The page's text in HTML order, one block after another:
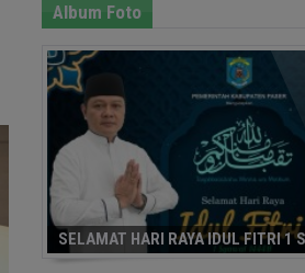
Album Foto
SELAMAT HARI RAYA IDUL FITRI 1